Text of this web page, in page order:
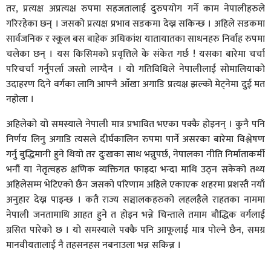
तर, प्रत्यक्ष अप्रत्यक्ष रुपमा सहजतालाई दुरुपयोग गर्ने काम नेपालीहरुले
गरिरहेका छन् । जसको प्रत्यक्ष प्रभाव सडकमा देख्न सकिन्छ । अहिले सडकमा
सार्वजनिक र स्कूल बस बाहेक अधिकांश यातायातका साधनहरु निर्वाह रुपमा
चलेका छन् । यस किसिमको प्रवृत्तिले के संकेत गर्छ ! यसका बारेमा चर्चा
परिचर्चा गर्नुपर्ला जस्तो लाग्दैन । यो गतिविधिले नेपालीलाई सोमालियाको
उदाहरण दिने वर्गका लागि आफ्नै आँखा अगाडि प्रत्यक्ष झल्को मेट्नेमा दुई मत
नहोला ।
अहिलेको यो समस्याले नेपाली मात्र प्रभावित भएका पक्कै होइनन् । कुनै पनि
निर्णय लिनु अगाडि त्यसले दीर्घकालिन रुपमा पार्ने असरका बारेमा विश्लेषण
गर्नु बुद्धिमानी हुने थियो तर दुःखका साथ भन्नुपर्छ, नेपालका नीति निर्माताकर्मी
भनौं या नेतृत्वहरु क्षणिक व्यक्तिगत फाइदा भन्दा माथि उठ्न सकेको तथ्य
अहिलेसम्म भेटिएको छैन जसको परिणाम अहिले एकाएक शहरमा प्रशस्तै नयाँ
अनुहार देख्न पाइन्छ । कतै राज्य सञ्चालकहरुको लहलहैले राहतका नाममा
नेपाली जनतामाथि आहत हुने त होइन भन्ने चिन्ताले तमाम बौद्धिक वर्गलाई
ग्रसित पारेको छ । यो समस्याले पक्कै पनि आफूलाई मात्र पोल्ने छैन, समग्र
मानवीयतालाई नै तहसनहस नबनाउला भन्न सकिन्न ।